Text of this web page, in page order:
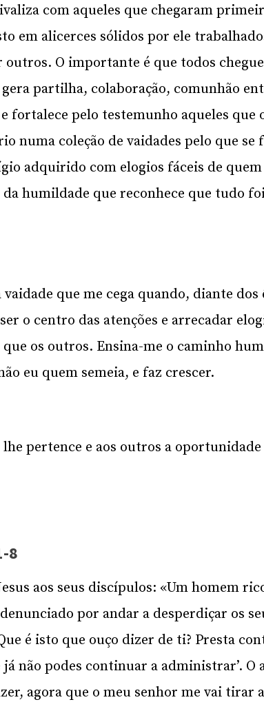
com aqueles que chegaram
em alicerces sólidos por ele
outros. O importante é que todos
partilha, colaboração, comunhão
fortalece pelo testemunho aqueles que
numa coleção de vaidades pelo que se
adquirido com elogios fáceis de
da humildade que reconhece que tudo
que me cega quando, diante dos
o centro das atenções e arrecadar
os outros. Ensina-me o caminho
eu quem semeia, e faz crescer.
pertence e aos outros a
8
aos seus discípulos: «Um homem
por andar a desperdiçar os
é isto que ouço dizer de ti? Presta
não podes continuar a administrar’. O
agora que o meu senhor me vai tirar